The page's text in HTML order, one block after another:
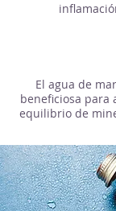
El agua de
beneficiosa para
equilibrio de